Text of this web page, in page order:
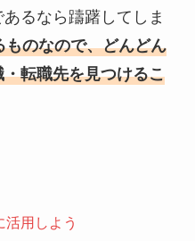
るなら躊躇してしま
ものなので、どんどん
転職先を見つけるこ
活用しよう